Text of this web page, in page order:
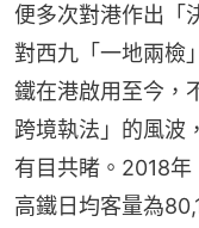
便多次對港作出「
對西九「一地兩檢
鐵在港啟用至今，
跨境執法」的風波
有目共睹。2018
高鐵日均客量為